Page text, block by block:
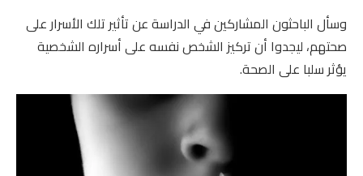
وسأل الباحثون المشاركين في الدراسة عن تأثير تلك الأسرار على
صحتهم، ليجدوا أن تركيز الشخص نفسه على أسراره الشخصية
يؤثر سلبا على الصحة.